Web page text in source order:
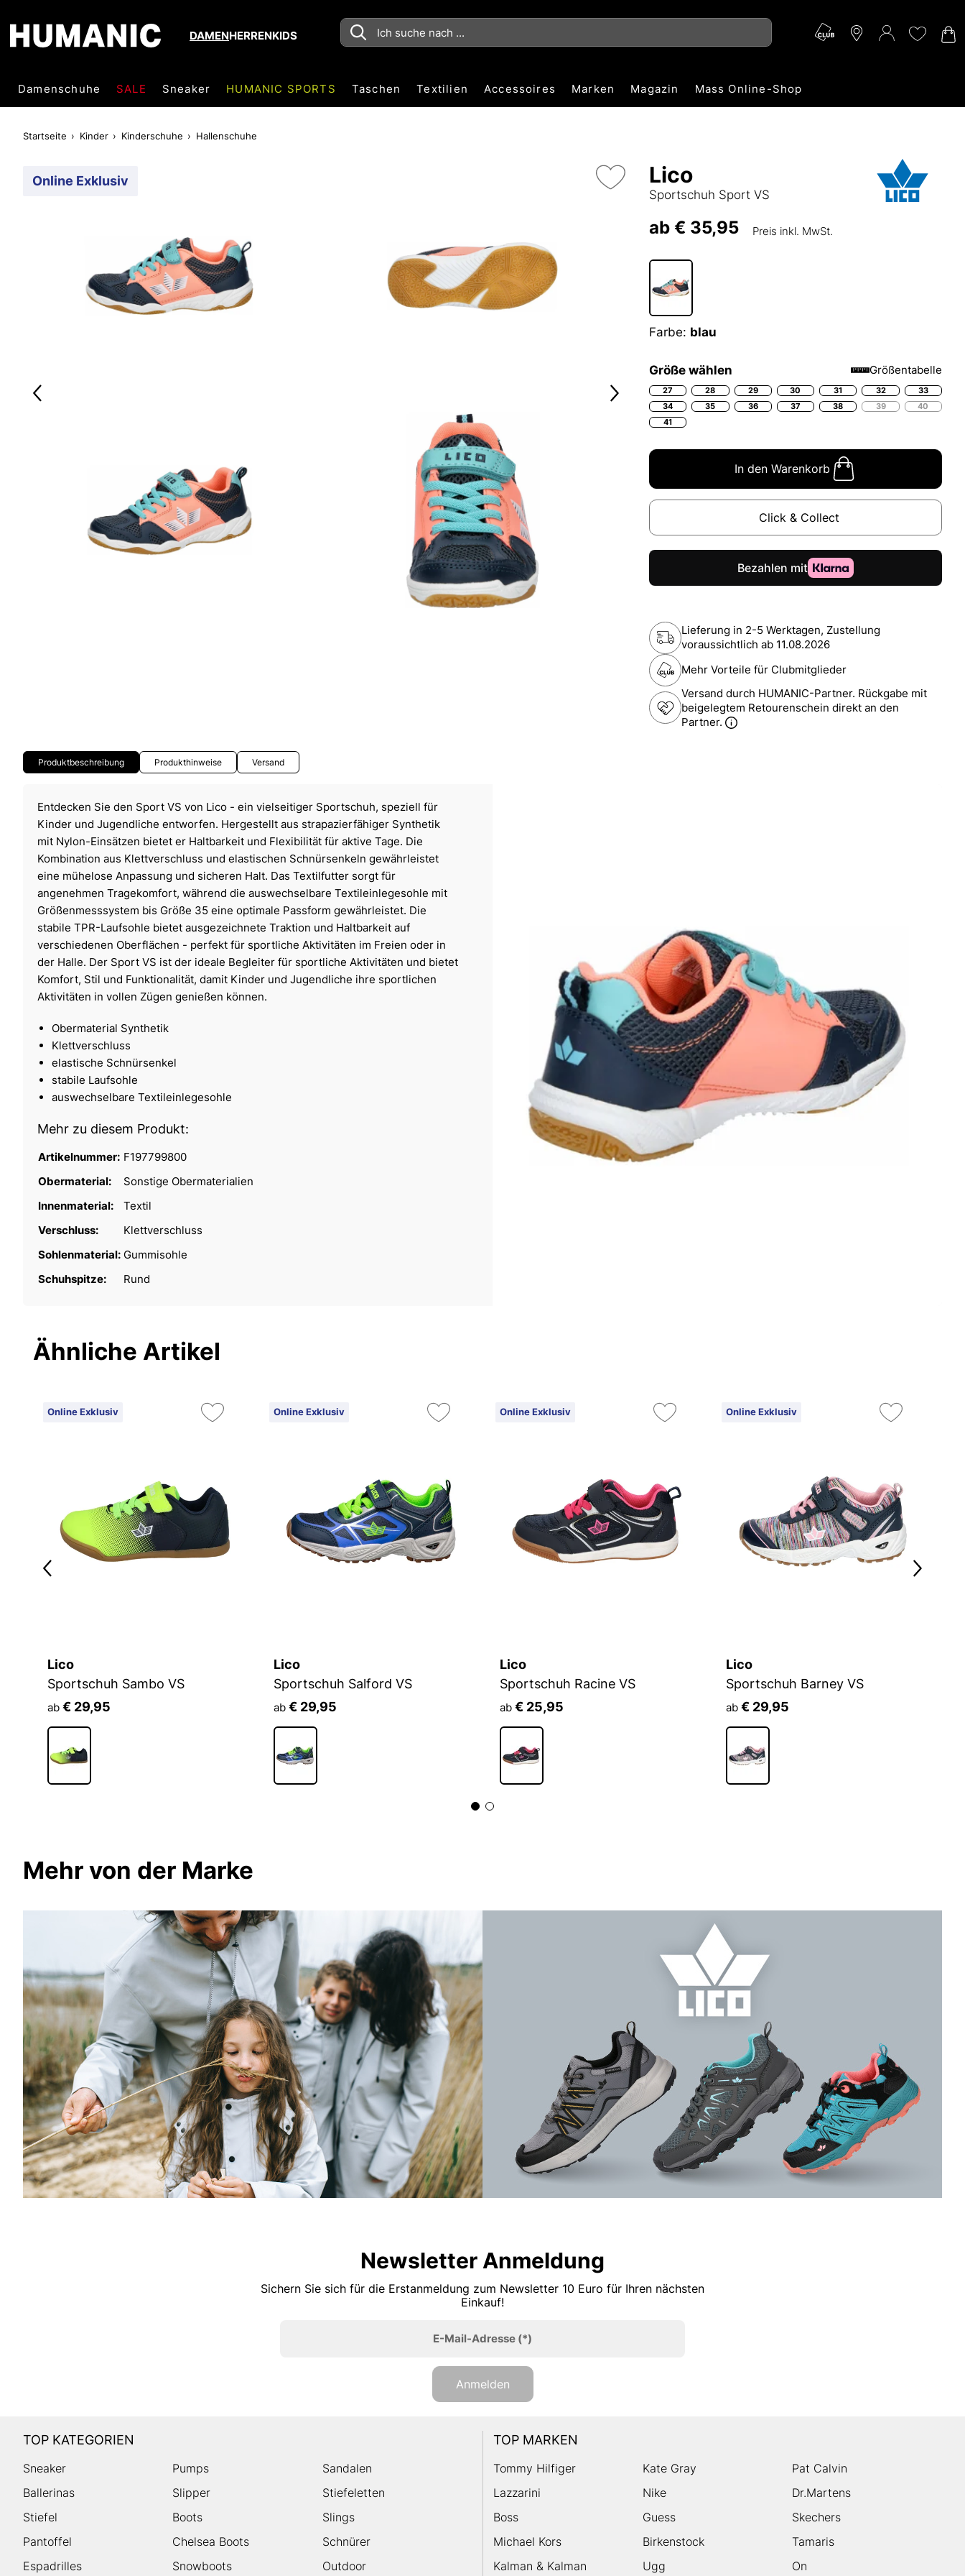
DAMENHERRENKIDS
Damenschuhe SALE Sneaker HUMANIC SPORTS Taschen Textilien Accessoires Marken Magazin Mass Online-Shop
Startseite Kinder Kinderschuhe Hallenschuhe
Online Exklusiv Lico
Sportschuh Sport VS
ab € 35,95 Preis inkl. MwSt.
Farbe: blau
Größe wählen Größentabelle
27 28 29 30 31 32
33
34
35 36 37 38 39
40
41
In den Warenkorb
Click & Collect
Lieferung in 2-5 Werktagen, Zustellung
voraussichtlich ab 11.08.2026
Mehr Vorteile für Clubmitglieder
Versand durch HUMANIC-Partner. Rückgabe mit
beigelegtem Retourenschein direkt an den
Partner.
Produktbeschreibung Produkthinweise Versand
Entdecken Sie den Sport VS von Lico - ein vielseitiger Sportschuh, speziell für
Kinder und Jugendliche entworfen. Hergestellt aus strapazierfähiger Synthetik
mit Nylon-Einsätzen bietet er Haltbarkeit und Flexibilität für aktive Tage. Die
Kombination aus Klettverschluss und elastischen Schnürsenkeln gewährleistet
eine mühelose Anpassung und sicheren Halt. Das Textilfutter sorgt für
angenehmen Tragekomfort, während die auswechselbare Textileinlegesohle mit
Größenmesssystem bis Größe 35 eine optimale Passform gewährleistet. Die
stabile TPR-Laufsohle bietet ausgezeichnete Traktion und Haltbarkeit auf
verschiedenen Oberflächen - perfekt für sportliche Aktivitäten im Freien oder in
der Halle. Der Sport VS ist der ideale Begleiter für sportliche Aktivitäten und bietet
Komfort, Stil und Funktionalität, damit Kinder und Jugendliche ihre sportlichen
Aktivitäten in vollen Zügen genießen können.
Obermaterial Synthetik
Klettverschluss
elastische Schnürsenkel
stabile Laufsohle
auswechselbare Textileinlegesohle
Mehr zu diesem Produkt:
Artikelnummer: F197799800
Obermaterial:
Sonstige Obermaterialien
Innenmaterial:
Textil
Verschluss:
Klettverschluss
Sohlenmaterial: Gummisohle
Schuhspitze:
Rund
Ähnliche Artikel
Online Exklusiv
Lico
Sportschuh Sambo VS
ab € 29,95
Online Exklusiv
Lico
Sportschuh Salford VS
ab € 29,95
Online Exklusiv
Lico
Sportschuh Racine VS
ab € 25,95
Online Exklusiv
Lico
Sportschuh Barney VS
ab € 29,95
Mehr von der Marke
Newsletter Anmeldung
Sichern Sie sich für die Erstanmeldung zum Newsletter 10 Euro für Ihren nächsten
Einkauf!
E-Mail-Adresse(*)
Anmelden
TOP KATEGORIEN
Sneaker Pumps
Sandalen
Ballerinas
Slipper
Stiefeletten
Stiefel
Boots
Slings
Pantoffel
Chelsea Boots
Schnürer
Espadrilles
Snowboots Outdoor
TOP MARKEN
Tommy Hilfiger Kate Gray
Pat Calvin
Lazzarini
Nike
Dr.Martens
Boss
Guess
Skechers
Michael Kors
Birkenstock
Tamaris
Kalman & Kalman
Ugg On